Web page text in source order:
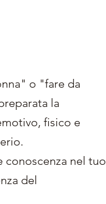
o "fare da
la
fisico e
nel tuo
del